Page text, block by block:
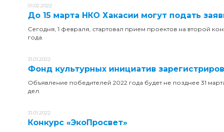
01.02.2022
До 15 марта НКО Хакасии могут подать
Сегодня, 1 февраля, стартовал прием проектов на второй
года.
31.01.2022
Фонд культурных инициатив
Объявление победителей 2022 года будет не позднее 31
дел.
31.01.2022
Конкурс «ЭкоПросвет»